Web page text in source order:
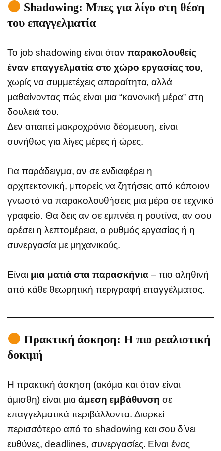
Shadowing: Μπες για λίγο στη θέση
του επαγγελματία
Το job shadowing είναι όταν παρακολουθείς
έναν επαγγελματία στο χώρο εργασίας του,
χωρίς να συμμετέχεις απαραίτητα, αλλά
μαθαίνοντας πώς είναι μια “κανονική μέρα” στη
δουλειά του.
Δεν απαιτεί μακροχρόνια δέσμευση, είναι
συνήθως για λίγες μέρες ή ώρες.
Για παράδειγμα, αν σε ενδιαφέρει η
αρχιτεκτονική, μπορείς να ζητήσεις από κάποιον
γνωστό να παρακολουθήσεις μια μέρα σε τεχνικό
γραφείο. Θα δεις αν σε εμπνέει η ρουτίνα, αν σου
αρέσει η λεπτομέρεια, ο ρυθμός εργασίας ή η
συνεργασία με μηχανικούς.
Είναι μια ματιά στα παρασκήνια – πιο αληθινή
από κάθε θεωρητική περιγραφή επαγγέλματος.
Πρακτική άσκηση: Η πιο ρεαλιστική
δοκιμή
Η πρακτική άσκηση (ακόμα και όταν είναι
άμισθη) είναι μια άμεση εμβάθυνση σε
επαγγελματικά περιβάλλοντα. Διαρκεί
περισσότερο από το shadowing και σου δίνει
ευθύνες, deadlines, συνεργασίες. Είναι ένας